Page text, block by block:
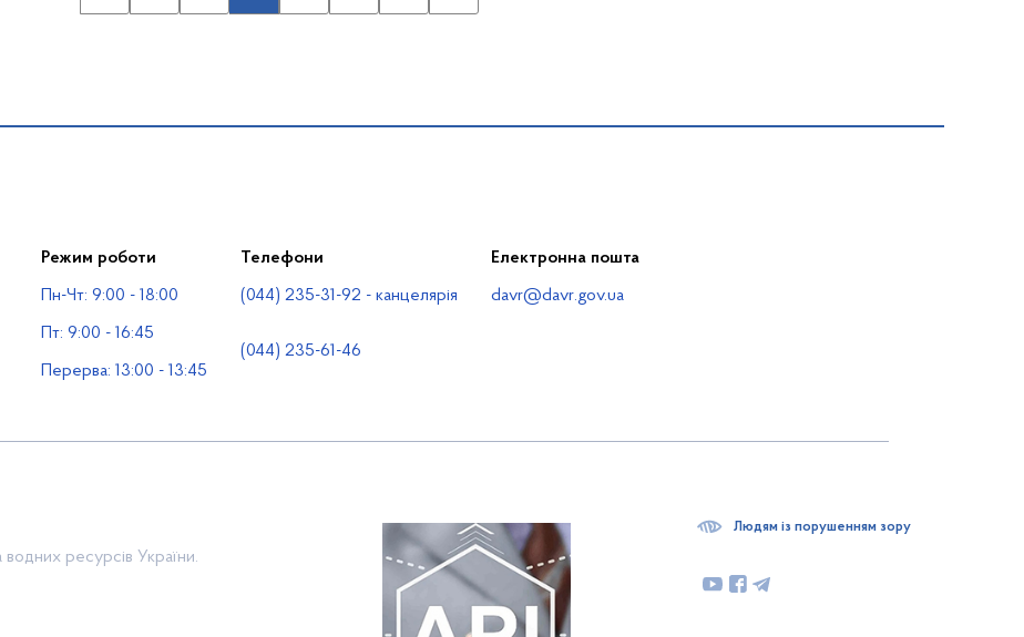
Режим роботи
Пн-Чт: 9:00 - 18:00
Пт: 9:00 - 16:45
Перерва: 13:00 - 13:45
Телефони
(044) 235-31-92 - канцелярія
(044) 235-61-46
Електронна пошта
davr@davr.gov.ua
ресурсів України.
Людям із порушенням зору